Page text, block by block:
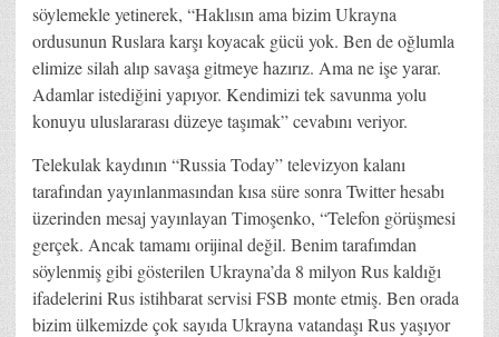
söylemekle yetinerek, “Haklısın ama bizim Ukrayna
ordusunun Ruslara karşı koyacak gücü yok. Ben de oğlumla
elimize silah alıp savaşa gitmeye hazırız. Ama ne işe yarar.
Adamlar istediğini yapıyor. Kendimizi tek savunma yolu
konuyu uluslararası düzeye taşımak” cevabını veriyor.
Telekulak kaydının “Russia Today” televizyon kalanı
tarafından yayınlanmasından kısa süre sonra Twitter hesabı
üzerinden mesaj yayınlayan Timoşenko, “Telefon görüşmesi
gerçek. Ancak tamamı orijinal değil. Benim tarafımdan
söylenmiş gibi gösterilen Ukrayna’da 8 milyon Rus kaldığı
ifadelerini Rus istihbarat servisi FSB monte etmiş. Ben orada
bizim ülkemizde çok sayıda Ukrayna vatandaşı Rus yaşıyor